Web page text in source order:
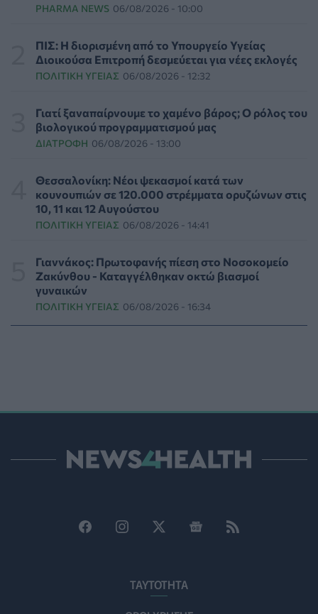
την ενίσχυση της βιοασφάλειας από το ΥΠΑΑΤ
ΕΠΙΚΑΙΡΌΤΗΤΑ 07/08/2026 - 17:42
και στα φάρμακα
ΥΓΕΊΑ 07/08/2026 - 17:17
μοιράστηκε επί τρία χρόνια τη μάχη της με σπάνιο
καρκίνο
ΕΠΙΚΑΙΡΌΤΗΤΑ 07/08/2026 - 16:41
αποτέλεσμα σύμφωνα με ειδικό στην παχυσαρκία
ΔΙΑΤΡΟΦΉ 07/08/2026 - 16:16
Ο ΙΣΑ συνιστά τη λήψη σχολαστικών μέτρων ατομικής
προστασίας από τον ιό του Δυτικού Νείλου
ρίχνουν φως στις "φιλίες" μεταξύ διαφορετικών ειδών
Σισμανογλείου στις πρωινές εφημερίες της Αττικής
Ηλεκτρικά πατίνια: 3,5 φορές μεγαλύτερος ο κίνδυνος
σοβαρής εγκεφαλικής κάκωσης
07/08/2026 - 14:00
PHARMA NEWS 06/08/2026 - 10:00
ΠΙΣ: Η διορισμένη από το Υπουργείο Υγείας
Διοικούσα Επιτροπή δεσμεύεται για νέες εκλογές
ΠΟΛΙΤΙΚΉ ΥΓΕΊΑΣ 06/08/2026 - 12:32
Γιατί ξαναπαίρνουμε το χαμένο βάρος; Ο ρόλος του
βιολογικού προγραμματισμού μας
ΔΙΑΤΡΟΦΉ 06/08/2026 - 13:00
Θεσσαλονίκη: Νέοι ψεκασμοί κατά των
κουνουπιών σε 120.000 στρέμματα ορυζώνων στις
10, 11 και 12 Αυγούστου
ΠΟΛΙΤΙΚΉ ΥΓΕΊΑΣ 06/08/2026 - 14:41
Γιαννάκος: Πρωτοφανής πίεση στο Νοσοκομείο
Ζακύνθου - Καταγγέλθηκαν οκτώ βιασμοί
γυναικών
ΠΟΛΙΤΙΚΉ ΥΓΕΊΑΣ 06/08/2026 - 16:34
ΤΑΥΤΟΤΗΤΑ